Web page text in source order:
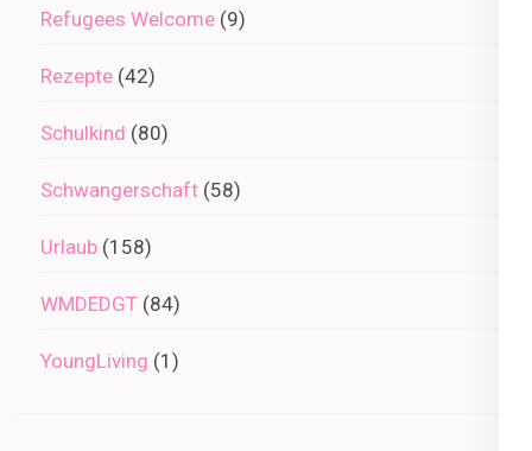
Refugees Welcome (9)
Rezepte (42)
Schulkind (80)
Schwangerschaft (58)
Urlaub (158)
WMDEDGT (84)
YoungLiving (1)